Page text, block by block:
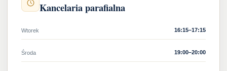
Kancelaria parafialna
Wtorek 16:15–17:15
Środa 19:00–20:00